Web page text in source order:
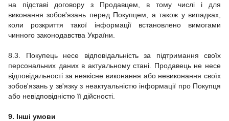
на підставі договору з Продавцем, в тому числі і для
виконання зобов'язань перед Покупцем, а також у випадках,
коли розкриття такої інформації встановлено вимогами
чинного законодавства України.
8.3. Покупець несе відповідальність за підтримання своїх
персональних даних в актуальному стані. Продавець не несе
відповідальності за неякісне виконання або невиконання своїх
зобов'язань у зв'язку з неактуальністю інформації про Покупця
або невідповідністю її дійсності.
9. Інші умови